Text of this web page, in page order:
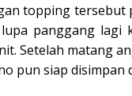
topping
panggang lagi
Setelah matang
pun siap disimpan